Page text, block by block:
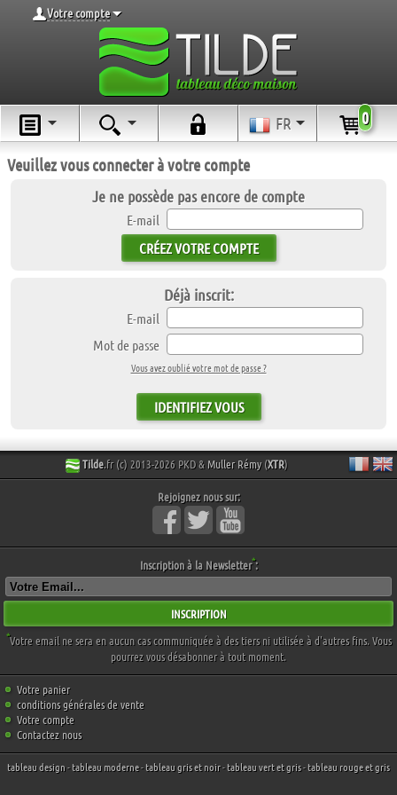
Votre compte
FR 0
Veuillez vous connecter à votre compte
Je ne possède pas encore de compte
E-mail
CRÉEZ VOTRE COMPTE
Déjà inscrit:
E-mail
Mot de passe
Vous avez oublié votre mot de passe ?
IDENTIFIEZ VOUS
Tilde.fr (c) 2013-2026 PKD & Muller Rémy(XTR)
Rejoignez nous sur:
Inscription à la Newsletter*:
INSCRIPTION
*Votre email ne sera en aucun cas communiquée à des tiers ni utilisée à d'autres fins. Vous
pourrez vous désabonner à tout moment.
Votre panier
conditions générales de vente
Votre compte
Contactez nous
tableau design-tableau moderne-tableau gris et noir-tableau vert et gris-tableau rouge et gris